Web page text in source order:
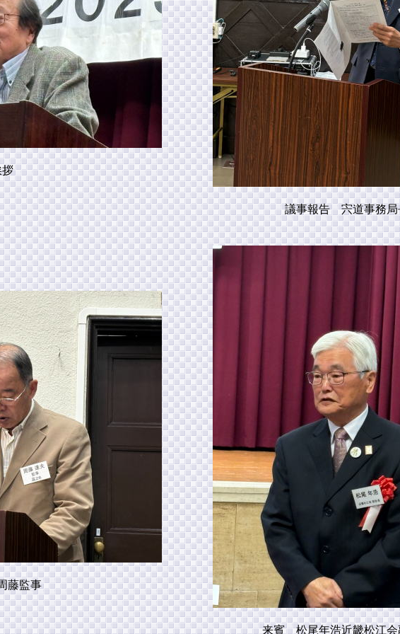
拶
議事報告 宍道事務局
藤監事
来賓 松尾年浩近畿松江会